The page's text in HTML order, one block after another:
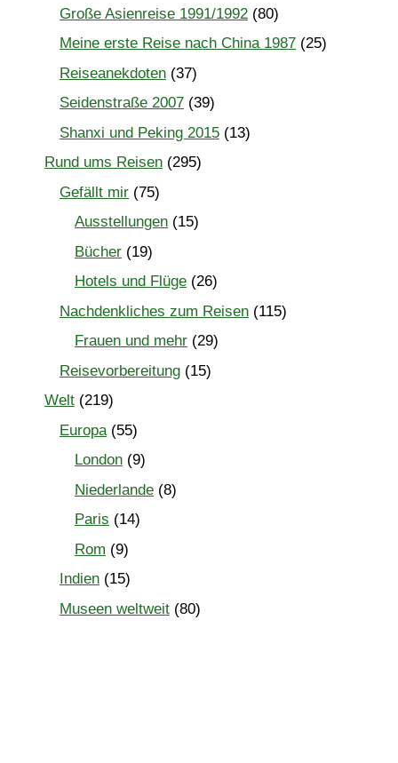
Große Asienreise 1991/1992 (80)
Meine erste Reise nach China 1987 (25)
Reiseanekdoten (37)
Seidenstraße 2007 (39)
Shanxi und Peking 2015 (13)
Rund ums Reisen (295)
Gefällt mir (75)
Ausstellungen (15)
Bücher (19)
Hotels und Flüge (26)
Nachdenkliches zum Reisen (115)
Frauen und mehr (29)
Reisevorbereitung (15)
Welt (219)
Europa(55)
London (9)
Niederlande (8)
Paris (14)
Rom (9)
Indien (15)
Museen weltweit (80)